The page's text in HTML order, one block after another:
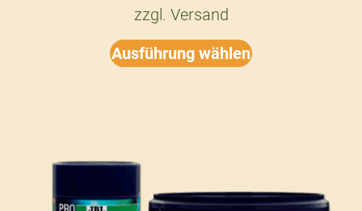
zzgl. Versand
Ausführung wählen